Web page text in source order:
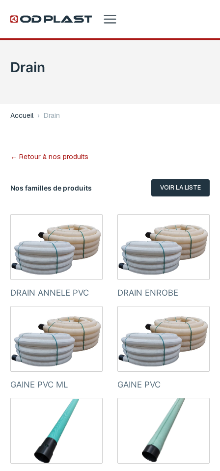
Drain
Accueil › Drain
← Retour à nos produits
Nos familles de produits VOIR LA LISTE
DRAIN ANNELE PVC DRAIN ENROBE
GAINE PVC ML GAINE PVC